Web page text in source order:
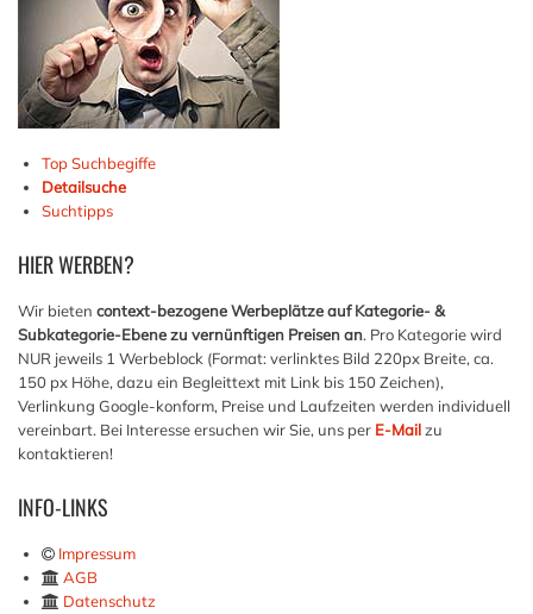
Top Suchbegiffe
Detailsuche
Suchtipps
HIERWERBEN?
Wir bieten context-bezogene Werbeplätze auf Kategorie- &
Subkategorie-Ebene zu vernünftigen Preisen an. Pro Kategorie wird
NUR jeweils 1 Werbeblock (Format: verlinktes Bild 220px Breite, ca.
150 px Höhe, dazu ein Begleittext mit Link bis 150 Zeichen),
Verlinkung Google-konform, Preise und Laufzeiten werden individuell
vereinbart. Bei Interesse ersuchen wir Sie, uns per E-Mailzu
kontaktieren!
INFO-LINKS
Impressum
AGB
Datenschutz